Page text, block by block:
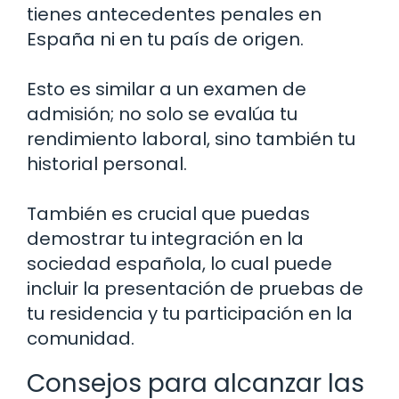
tienes antecedentes penales en
España ni en tu país de origen.
Esto es similar a un examen de
admisión; no solo se evalúa tu
rendimiento laboral, sino también tu
historial personal.
También es crucial que puedas
demostrar tu integración en la
sociedad española, lo cual puede
incluir la presentación de pruebas de
tu residencia y tu participación en la
comunidad.
Consejos para alcanzar las